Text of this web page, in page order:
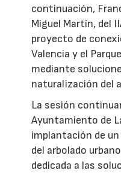
continuación,
Miguel Martín, del
proyecto de
Valencia y el
mediante
naturalización del
La sesión
Ayuntamiento de
implantación de
del arbolado
dedicada a las